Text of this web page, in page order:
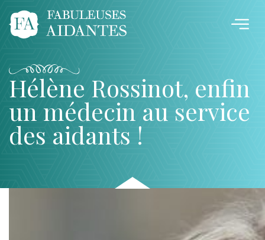
Hélène Rossinot, enfin
un médecin au service
des aidants !